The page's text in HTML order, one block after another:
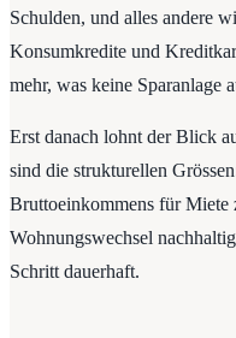
Schulden, und alles andere
Konsumkredite und
mehr, was keine Sparanlage
Erst danach lohnt der Blick
sind die strukturellen
Bruttoeinkommens für Miete
Wohnungswechsel
Schritt dauerhaft.